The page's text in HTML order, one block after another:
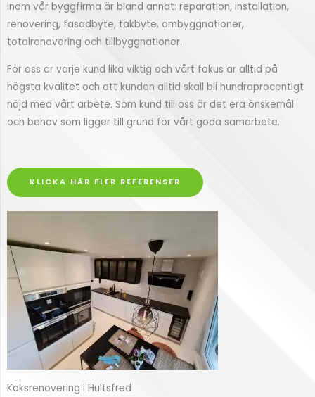
inom vår byggfirma är bland annat: reparation, installation,
renovering, fasadbyte, takbyte, ombyggnationer,
totalrenovering och tillbyggnationer.
För oss är varje kund lika viktig och vårt fokus är alltid på
högsta kvalitet och att kunden alltid skall bli hundraprocentigt
nöjd med vårt arbete. Som kund till oss är det era önskemål
och behov som ligger till grund för vårt goda samarbete.
KLICKA HÄR FLER REFERENSER
Köksrenovering i Hultsfred